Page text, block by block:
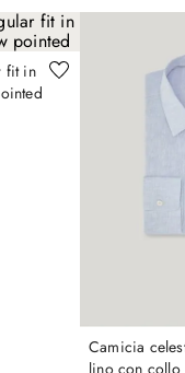
Camicia celeste regular fit in